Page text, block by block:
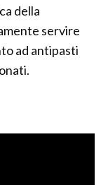
della
servire
ad antipasti